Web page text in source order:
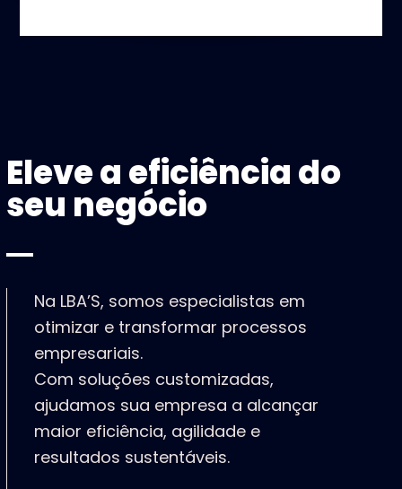
Eleve a eficiência do
seu negócio
Na LBA’S, somos especialistas em
otimizar e transformar processos
empresariais.
Com soluções customizadas,
ajudamos sua empresa a alcançar
maior eficiência, agilidade e
resultados sustentáveis.